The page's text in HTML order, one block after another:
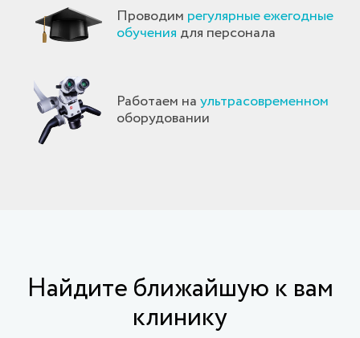
Проводим регулярные ежегодные
обучения для персонала
Работаем наультрасовременном
оборудовании
Найдите ближайшую к вам
клинику